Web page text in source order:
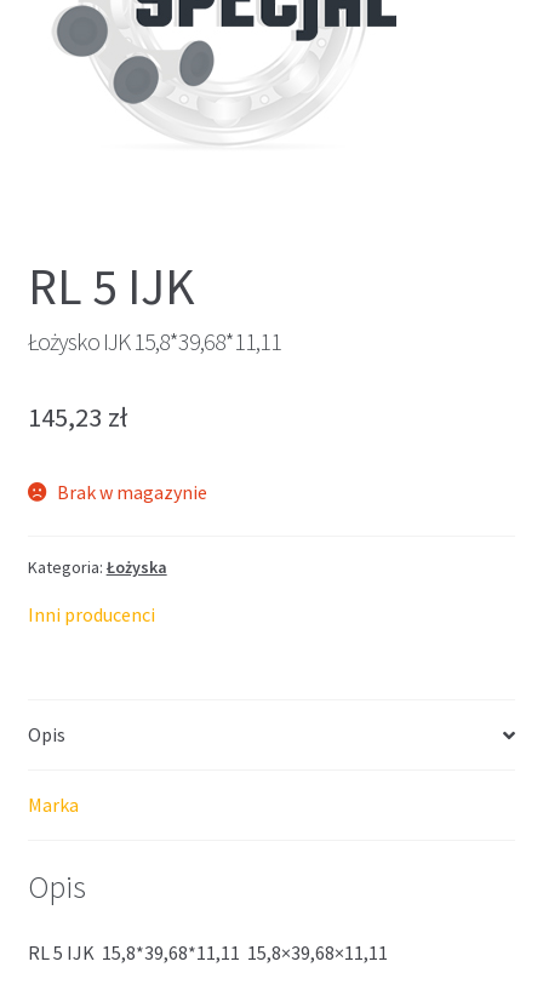
RL 5 IJK
Łożysko IJK 15,8*39,68*11,11
145,23 zł
Brak w magazynie
Kategoria: Łożyska
Inni producenci
Opis
Marka
Opis
RL 5 IJK 15,8*39,68*11,11 15,8×39,68×11,11